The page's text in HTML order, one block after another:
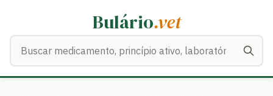
Bulário.vet